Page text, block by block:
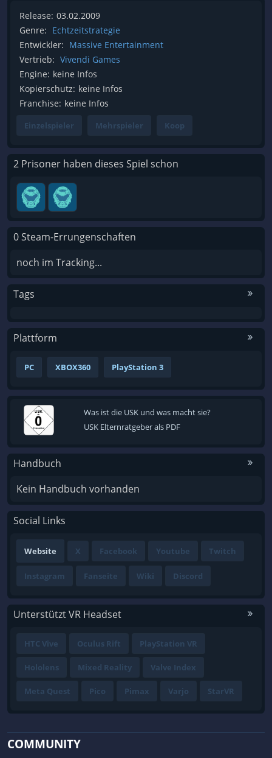
Release: 03.02.2009
Genre: Echtzeitstrategie
Entwickler: Massive Entertainment
Vertrieb: Vivendi Games
Engine: keine Infos
Kopierschutz: keine Infos
Franchise: keine Infos
Einzelspieler Mehrspieler Koop
2 Prisoner haben dieses Spiel schon
0 Steam-Errungenschaften
noch im Tracking...
Tags
Plattform
PC XBOX360 PlayStation 3
Was ist die USK und was macht sie?
USK Elternratgeber als PDF
Handbuch
Kein Handbuch vorhanden
Social Links
Website X Facebook Youtube Twitch
Instagram Fanseite Wiki Discord
Unterstützt VR Headset
HTC Vive Oculus Rift PlayStation VR
Hololens Mixed Reality Valve Index
Meta Quest Pico Pimax Varjo StarVR
COMMUNITY